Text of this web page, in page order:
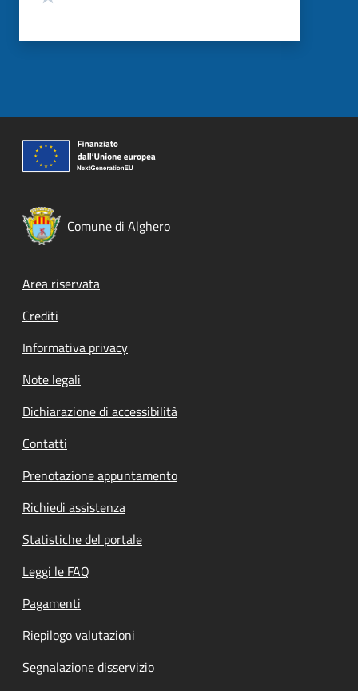
Comune di Alghero
Footer menu
Area riservata
Crediti
Informativa privacy
Note legali
Dichiarazione di accessibilità
Contatti
Prenotazione appuntamento
Richiedi assistenza
Statistiche del portale
Leggi le FAQ
Pagamenti
Riepilogo valutazioni
Segnalazione disservizio